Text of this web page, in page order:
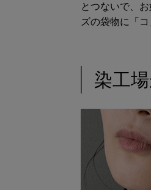
とつないで、
ズの袋物に「
染工